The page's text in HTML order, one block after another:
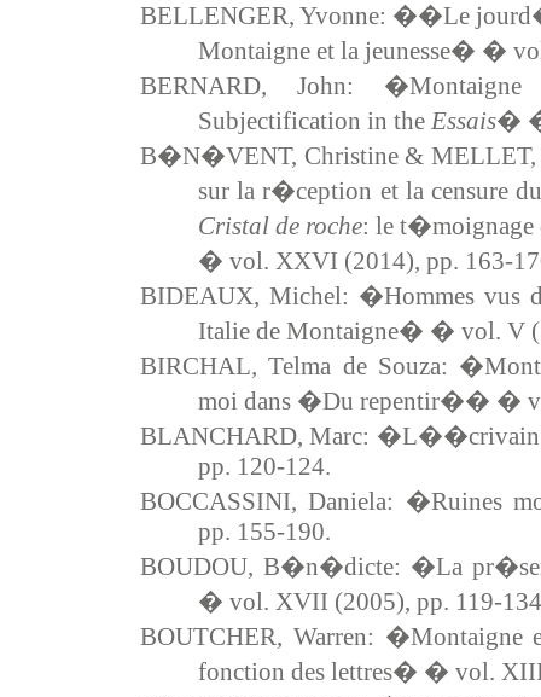
BELLENGER, Yvonne: ��Le
Montaigne et la jeunesse� �
BERNARD, John:
Subjectification in the Essais� �
B�N�VENT, Christine & MELLET,
sur la r�ception et la censure
Cristal de roche: le
� vol. XXVI (2014), pp. 163-
BIDEAUX, Michel: �Hommes vus
Italie de Montaigne� � vol. V
BIRCHAL, Telma de Souza:
moi dans �Du repentir�� �
BLANCHARD, Marc: �L��crivain
pp. 120-124.
BOCCASSINI, Daniela: �Ruines
pp. 155-190.
BOUDOU, B�n�dicte: �La
� vol. XVII (2005), pp. 119-
BOUTCHER, Warren:
fonction des lettres� � vol.